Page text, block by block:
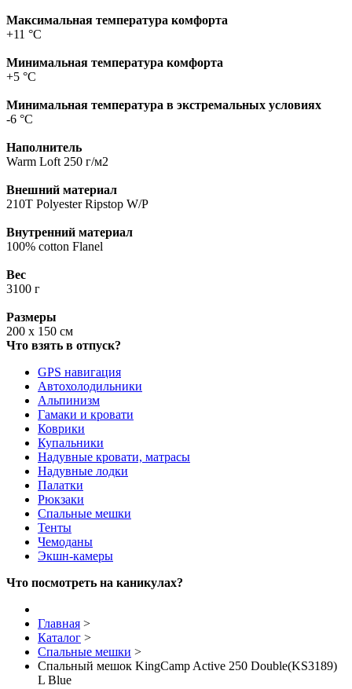
Максимальная температура комфорта
+11 °C
Минимальная температура комфорта
+5 °C
Минимальная температура в экстремальных условиях
-6 °C
Наполнитель
Warm Loft 250 г/м2
Внешний материал
210T Polyester Ripstop W/P
Внутренний материал
100% cotton Flanel
Вес
3100 г
Размеры
200 х 150 см
Что взять в отпуск?
GPS навигация
Автохолодильники
Альпинизм
Гамаки и кровати
Коврики
Купальники
Надувные кровати, матрасы
Надувные лодки
Палатки
Рюкзаки
Спальные мешки
Тенты
Чемоданы
Экшн-камеры
Что посмотреть на каникулах?
Главная >
Каталог >
Спальные мешки >
Спальный мешок KingCamp Active 250 Double(KS3189)
L Blue